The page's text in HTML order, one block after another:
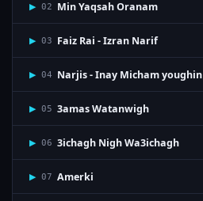
▶ 02 Min Yaqsah Oranam
▶ 03 Faiz Rai - Izran Narif
▶ 04 Narjis - Inay Micham youghin
▶ 05 3amas Watanwigh
▶ 06 3ichagh Nigh Wa3ichagh
▶ 07 Amerki